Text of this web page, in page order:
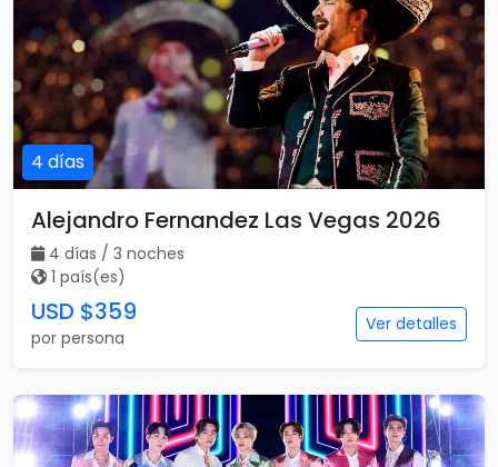
4 días
Alejandro Fernandez Las Vegas 2026
4 días / 3 noches
1 país(es)
USD $359
por persona
Ver detalles